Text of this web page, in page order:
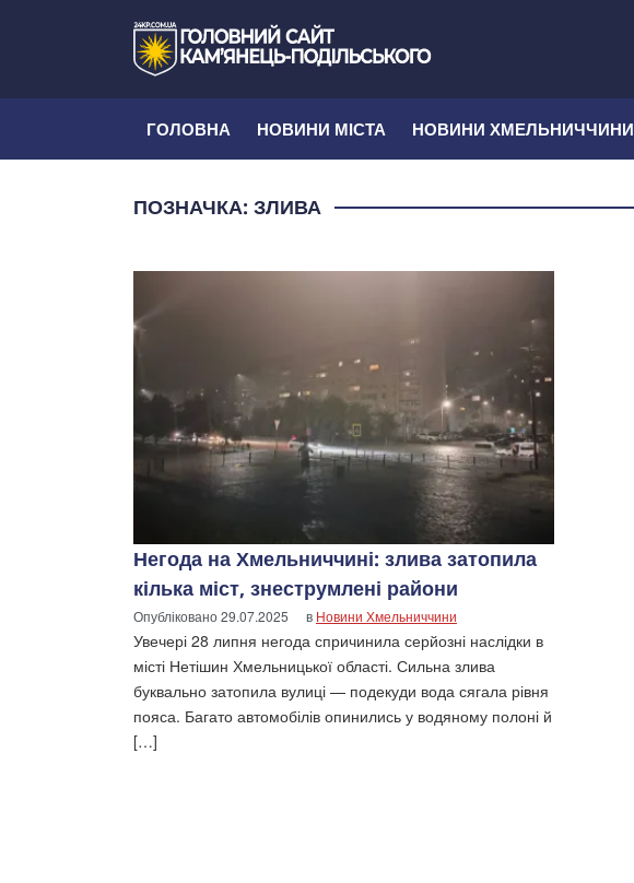
ГОЛОВНА НОВИНИ МІСТА НОВИНИ ХМЕЛЬНИЧЧИНИ
ПОЗНАЧКА: ЗЛИВА
Негода на Хмельниччині: злива затопила
кілька міст, знеструмлені райони
Опубліковано29.07.2025 в Новини Хмельниччини
Увечері 28 липня негода спричинила серйозні наслідки в
місті Нетішин Хмельницької області. Сильна злива
буквально затопила вулиці — подекуди вода сягала рівня
пояса. Багато автомобілів опинились у водяному полоні й
[…]